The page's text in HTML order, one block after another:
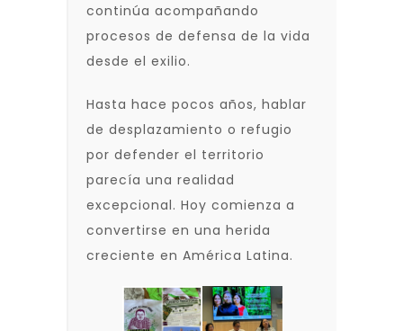
continúa acompañando
procesos de defensa de la vida
desde el exilio.
Hasta hace pocos años, hablar
de desplazamiento o refugio
por defender el territorio
parecía una realidad
excepcional. Hoy comienza a
convertirse en una herida
creciente en América Latina.